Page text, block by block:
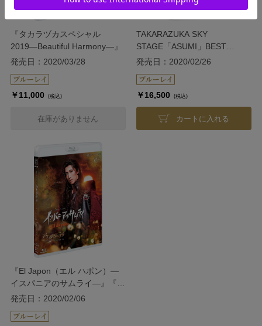
『タカラヅカスペシャル
2019―Beautiful Harmony―』
発売日：2020/03/28
￥11,000 (税込)
在庫がありません
TAKARAZUKA SKY
STAGE「ASUMI」BEST
SCENE SELECTION
発売日：2020/02/26
￥16,500 (税込)
カートに入れる
『El Japon（エル ハポン）―
イスパニアのサムライ―』『ア
クアヴィーテ
発売日：2020/02/06